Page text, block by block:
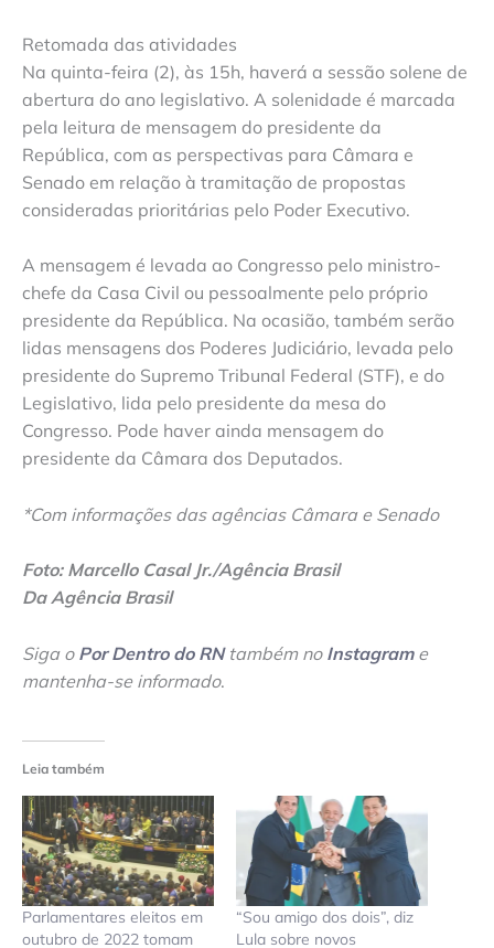
Retomada das atividades
Na quinta-feira (2), às 15h, haverá a sessão solene de
abertura do ano legislativo. A solenidade é marcada
pela leitura de mensagem do presidente da
República, com as perspectivas para Câmara e
Senado em relação à tramitação de propostas
consideradas prioritárias pelo Poder Executivo.
A mensagem é levada ao Congresso pelo ministro-
chefe da Casa Civil ou pessoalmente pelo próprio
presidente da República. Na ocasião, também serão
lidas mensagens dos Poderes Judiciário, levada pelo
presidente do Supremo Tribunal Federal (STF), e do
Legislativo, lida pelo presidente da mesa do
Congresso. Pode haver ainda mensagem do
presidente da Câmara dos Deputados.
*Com informações das agências Câmara e Senado
Foto: Marcello Casal Jr./Agência Brasil
Da Agência Brasil
Siga o Por Dentro do RNtambém no Instagrame
mantenha-se informado.
Leia também
Parlamentares eleitos em
outubro de 2022 tomam
“Sou amigo dos dois”, diz
Lula sobre novos